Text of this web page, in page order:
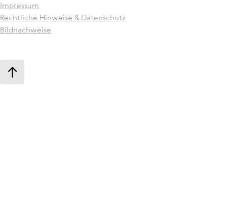
Impressum
Recht­li­che Hinweise & Daten­schutz
Bildnachweise